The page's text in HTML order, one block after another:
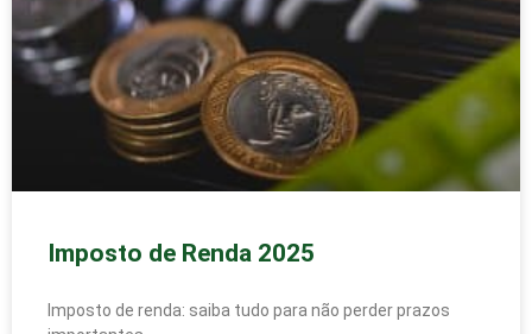
Imposto de Renda 2025
Imposto de renda: saiba tudo para não perder prazos